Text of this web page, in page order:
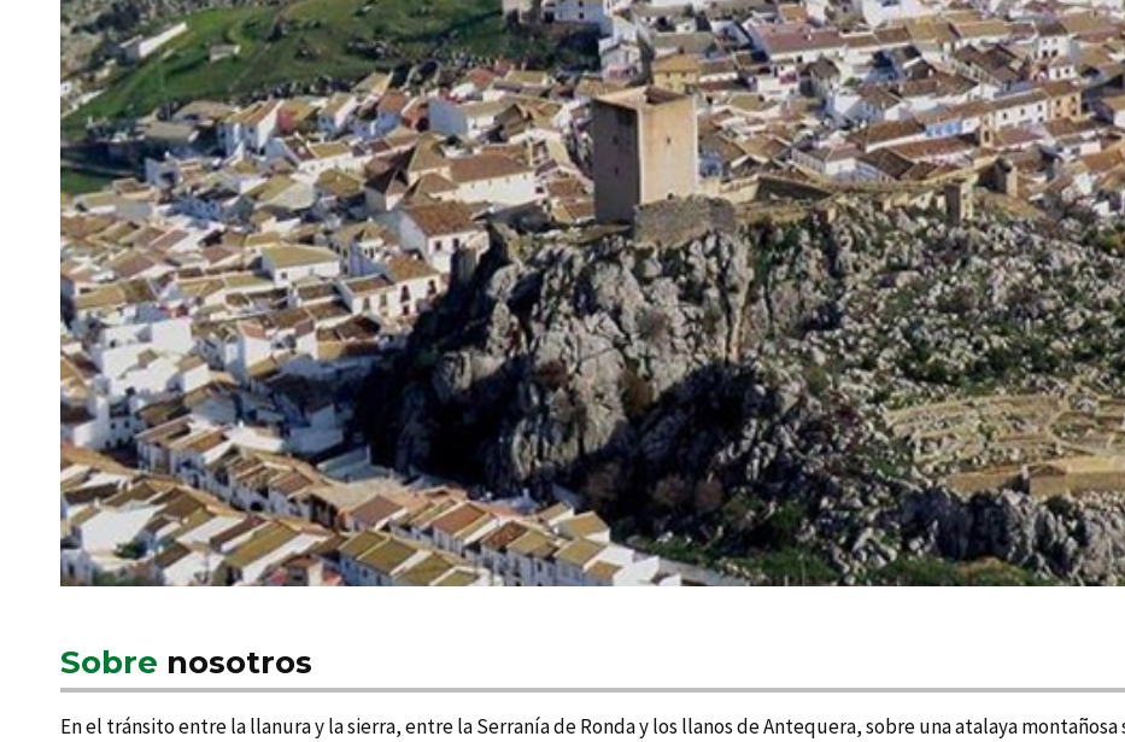
Sobre nosotros
En el tránsito entre la llanura y la sierra, entre la Serraní­a de Ronda y los llanos de Antequera, sobre una atalaya montañosa